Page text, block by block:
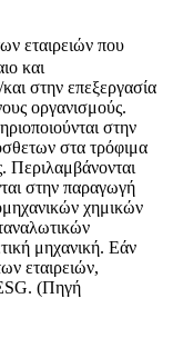
εταιρειών που
και
στην επεξεργασία
οργανισμούς.
στην
στα τρόφιμα
Περιλαμβάνονται
στην παραγωγή
χημικών
μηχανική. Εάν
εταιρειών,
(Πηγή